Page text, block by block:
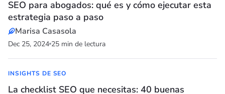
SEO para abogados: qué es y cómo ejecutar esta
estrategia paso a paso
Marisa Casasola
Dec 25, 2024 25 min de lectura
INSIGHTS DE SEO
La checklist SEO que necesitas: 40 buenas